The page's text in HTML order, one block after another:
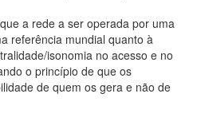
a rede a ser operada por uma
referência mundial quanto à
isonomia no acesso e no
o princípio de que os
de quem os gera e não de